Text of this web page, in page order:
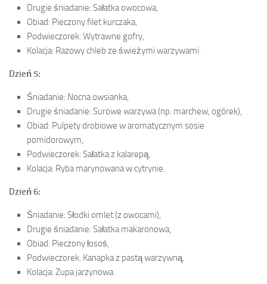
Drugie śniadanie: Sałatka owocowa,
Obiad: Pieczony filet kurczaka,
Podwieczorek: Wytrawne gofry,
Kolacja: Razowy chleb ze świeżymi warzywami.
Dzień 5:
Śniadanie: Nocna owsianka,
Drugie śniadanie: Surowe warzywa (np. marchew, ogórek),
Obiad: Pulpety drobiowe w aromatycznym sosie
pomidorowym,
Podwieczorek: Sałatka z kalarepą,
Kolacja: Ryba marynowana w cytrynie.
Dzień 6:
Śniadanie: Słodki omlet (z owocami),
Drugie śniadanie: Sałatka makaronowa,
Obiad: Pieczony łosoś,
Podwieczorek: Kanapka z pastą warzywną,
Kolacja: Zupa jarzynowa.